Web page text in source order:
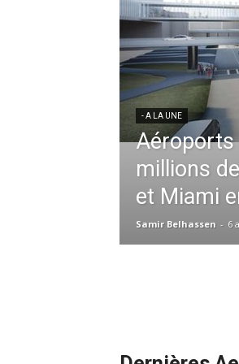
- A LA UNE
Météo
redéfinit
Samir Belhassen -